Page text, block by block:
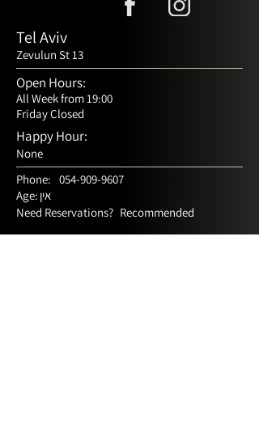
Tel Aviv
Zevulun St 13
Open Hours:
All Week from 19:00
Friday Closed
Happy Hour:
None
Phone: 054-909-9607
Age: אין
Recommended
Need Reservations?